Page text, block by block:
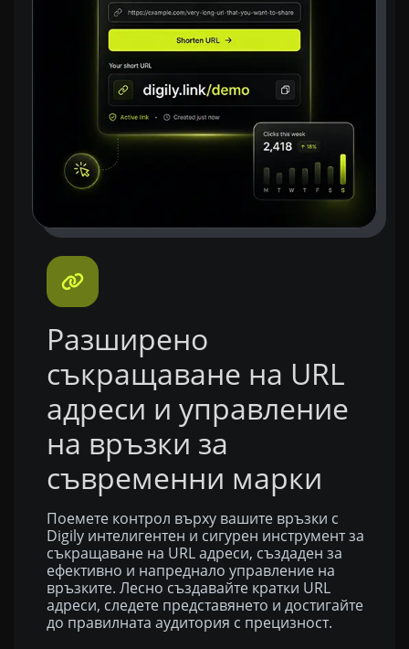
Разширено
съкращаване на URL
адреси и управление
на връзки за
съвременни марки
Поемете контрол върху вашите връзки с
Digily интелигентен и сигурен инструмент за
съкращаване на URL адреси, създаден за
ефективно и напреднало управление на
връзките. Лесно създавайте кратки URL
адреси, следете представянето и достигайте
до правилната аудитория с прецизност.